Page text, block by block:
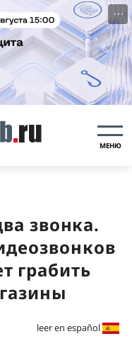
···
МЕНЮ
звонка.
грабить
leer en español